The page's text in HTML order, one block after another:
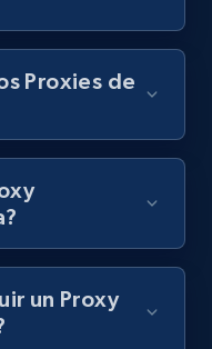
Proxies de
un Proxy